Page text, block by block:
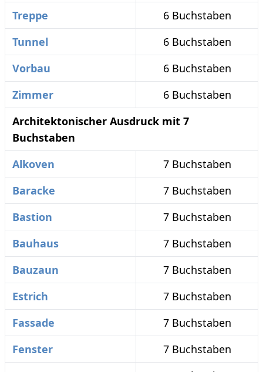
Treppe
6 Buchstaben
Tunnel
6 Buchstaben
Vorbau
6 Buchstaben
Zimmer
6 Buchstaben
Architektonischer Ausdruck mit 7
Buchstaben
Alkoven
7 Buchstaben
Baracke
7 Buchstaben
Bastion
7 Buchstaben
Bauhaus
7 Buchstaben
Bauzaun
7 Buchstaben
Estrich
7 Buchstaben
Fassade
7 Buchstaben
Fenster
7 Buchstaben